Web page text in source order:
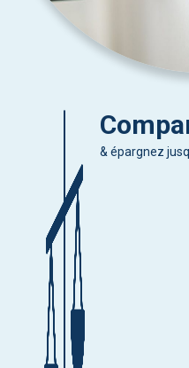
& épargnez